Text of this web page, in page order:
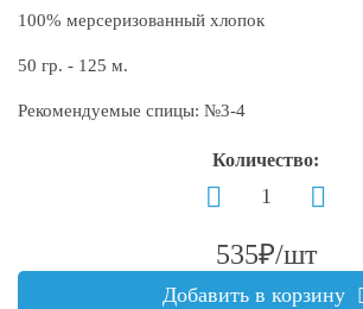
100% мерсеризованный хлопок
50 гр. - 125 м.
Рекомендуемые спицы: №3-4
Количество:
535₽/шт
Добавить в корзину